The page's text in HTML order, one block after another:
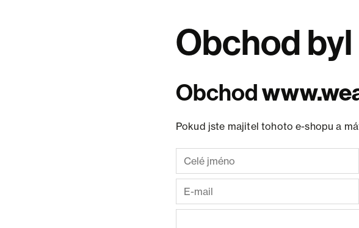
Obchod
Obchod
Pokud jste majitel tohoto e-shopu a